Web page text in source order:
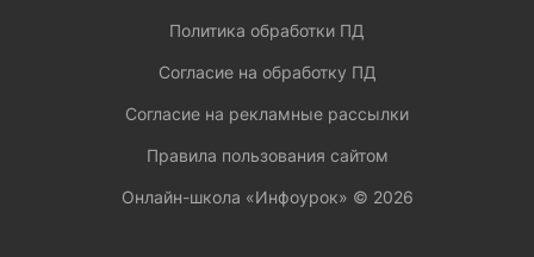
Политика обработки ПД
Согласие на обработку ПД
Согласие на рекламные рассылки
Правила пользования сайтом
Онлайн-школа «Инфоурок» © 2026